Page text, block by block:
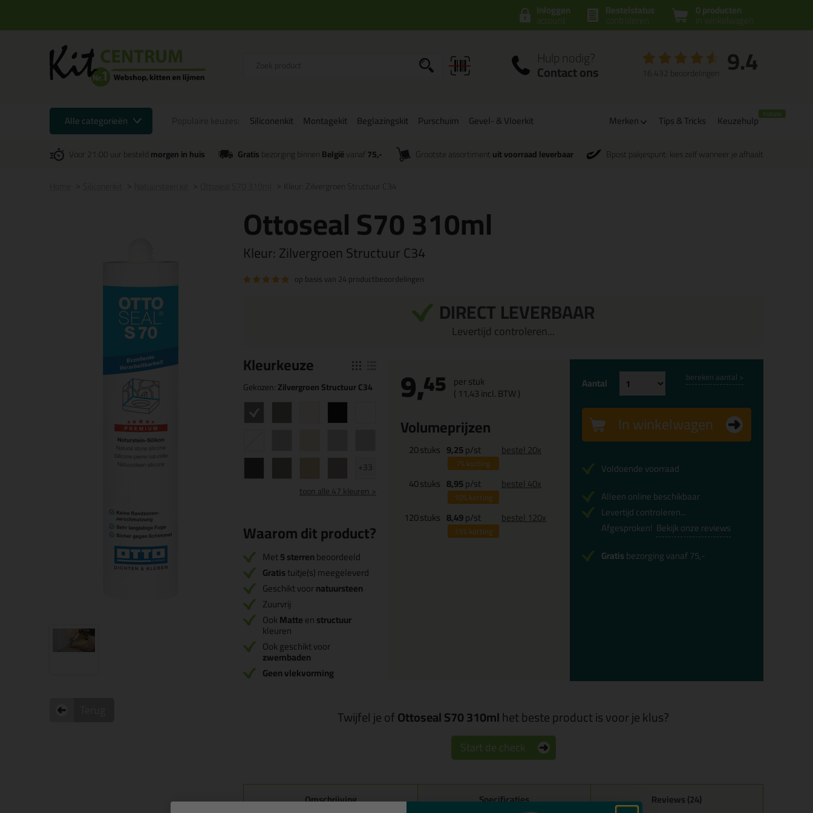
0 producten
in winkelwagen
Bestelstatus
controleren
Inloggen
account
Hulp nodig?
Contact ons 9.4
16.432 beoordelingen
Alle categorieën Siliconenkit Montagekit Beglazingskit Purschuim Gevel- & Vloerkit Merken Tips & Tricks Keuzehulp
Voor 21:00 uur besteldmorgen in huis Gratisbezorging binnenBelgiëvanaf 75,- Grootste assortiment uit voorraad leverbaar Bpost pakjespunt: kies zelf wanneer je afhaalt
Kleur: Zilvergroen Structuur C34
Ottoseal S70 310ml
Kleur:Zilvergroen Structuur C34
op basis van 24 productbeoordelingen
DIRECT LEVERBAAR
Levertijd controleren...
Kleurkeuze
Gekozen:Zilvergroen Structuur C34
+33
toonalle 47 kleuren >
Waarom dit product?
Met5 sterrenbeoordeeld
Gratistuitje(s) meegeleverd
Geschikt voornatuursteen
Zuurvrij
OokMatteenstructuur
kleuren
Ook geschikt voor
zwembaden
Geen vlekvorming
9,45 per stuk
( 11,43incl. BTW )
Volumeprijzen
20stuks 9,25p/st
7%korting
bestel 20x
40stuks 8,95p/st
10%korting
bestel 40x
120stuks 8,49p/st
15%korting
bestel 120x
Aantal bereken aantal >
In winkelwagen
Voldoende voorraad
Alleen online beschikbaar
Levertijd controleren...
Afgesproken! Bekijk onze reviews
Gratisbezorging vanaf 75,-
Twijfel je ofOttoseal S70 310mlhet beste product is voor je klus?
Start de check
Omschrijving Specificaties Reviews (24)